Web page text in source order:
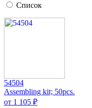
Список
54504
Assembling kit; 50pcs.
от 1 105 ₽